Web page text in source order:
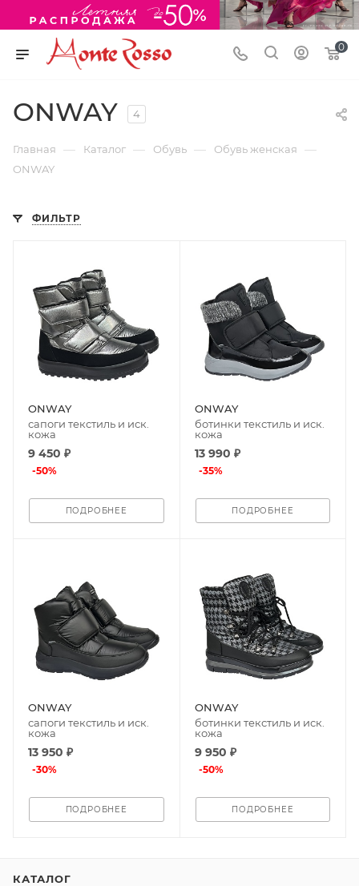
0
ONWAY 4
Главная — Каталог — Обувь — Обувь женская —
ONWAY
ФИЛЬТР
ONWAY
сапоги текстиль и иск.
кожа
9 450 ₽
-50%
ПОДРОБНЕЕ
ONWAY
ботинки текстиль и иск.
кожа
13 990 ₽
-35%
ПОДРОБНЕЕ
ONWAY
сапоги текстиль и иск.
кожа
13 950 ₽
-30%
ПОДРОБНЕЕ
ONWAY
ботинки текстиль и иск.
кожа
9 950 ₽
-50%
ПОДРОБНЕЕ
КАТАЛОГ